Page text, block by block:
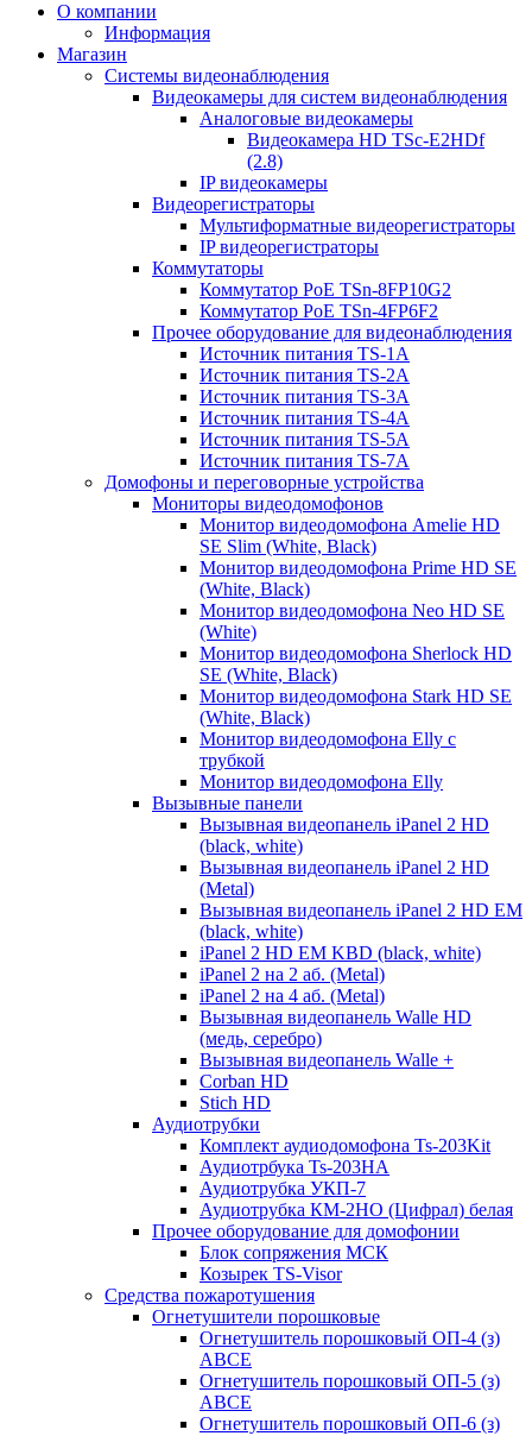
О компании
Информация
Магазин
Системы видеонаблюдения
Видеокамеры для систем видеонаблюдения
Аналоговые видеокамеры
Видеокамера HD TSc-E2HDf
(2.8)
IP видеокамеры
Видеорегистраторы
Мультиформатные видеорегистраторы
IP видеорегистраторы
Коммутаторы
Коммутатор PoE TSn-8FP10G2
Коммутатор PoE TSn-4FP6F2
Прочее оборудование для видеонаблюдения
Источник питания TS-1A
Источник питания TS-2A
Источник питания TS-3A
Источник питания TS-4A
Источник питания TS-5A
Источник питания TS-7A
Домофоны и переговорные устройства
Мониторы видеодомофонов
Монитор видеодомофона Amelie HD
SE Slim (White, Black)
Монитор видеодомофона Prime HD SE
(White, Black)
Монитор видеодомофона Neo HD SE
(White)
Монитор видеодомофона Sherlock HD
SE (White, Black)
Монитор видеодомофона Stark HD SE
(White, Black)
Монитор видеодомофона Elly с
трубкой
Монитор видеодомофона Elly
Вызывные панели
Вызывная видеопанель iPanel 2 HD
(black, white)
Вызывная видеопанель iPanel 2 HD
(Metal)
Вызывная видеопанель iPanel 2 HD EM
(black, white)
iPanel 2 HD EM KBD (black, white)
iPanel 2 на 2 аб. (Metal)
iPanel 2 на 4 аб. (Metal)
Вызывная видеопанель Walle HD
(медь, серебро)
Вызывная видеопанель Walle +
Corban HD
Stich HD
Аудиотрубки
Комплект аудиодомофона Ts-203Kit
Аудиотрбука Ts-203HA
Аудиотрубка УКП-7
Аудиотрубка КМ-2НО (Цифрал) белая
Прочее оборудование для домофонии
Блок сопряжения МСК
Козырек TS-Visor
Средства пожаротушения
Огнетушители порошковые
Огнетушитель порошковый ОП-4 (з)
АВСЕ
Огнетушитель порошковый ОП-5 (з)
АВСЕ
Огнетушитель порошковый ОП-6 (з)